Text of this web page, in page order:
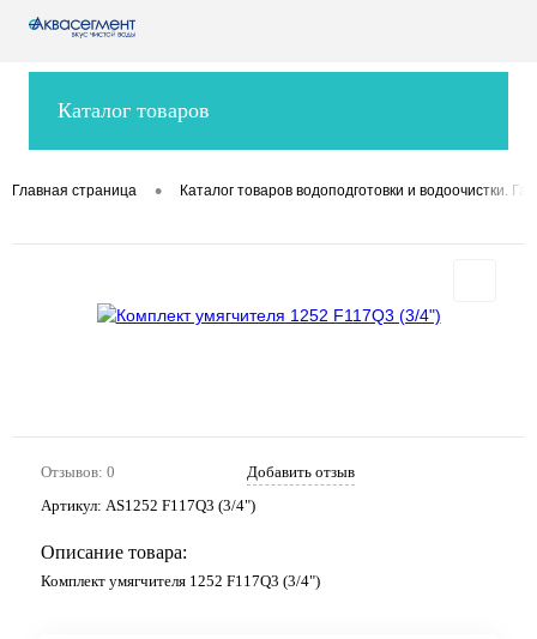
Каталог товаров
Главная страница • Каталог товаров водоподготовки и водоочистки.
Отзывов: 0
Добавить отзыв
Артикул: AS1252 F117Q3 (3/4")
Описание товара:
Комплект умягчителя 1252 F117Q3 (3/4")